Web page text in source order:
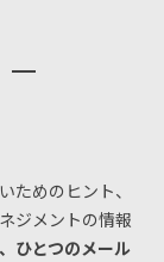
ためのヒント、
ジメントの情報
ひとつのメール